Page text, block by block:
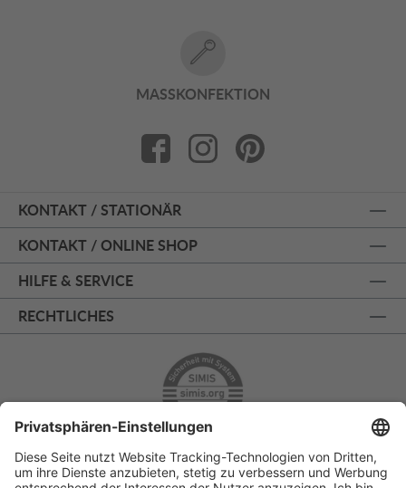
MASSKONFEKTION
KONTAKT / STATIONÄR
KONTAKT / ONLINE SHOP
HILFE & SERVICE
RECHTLICHES